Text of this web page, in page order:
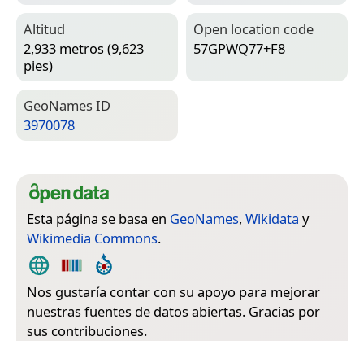
Altitud
2,933 metros (9,623
pies)
Open location code
57GPWQ77+F8
Geo­Names ID
3970078
Esta página se basa en GeoNames, Wikidata y
Wikimedia Commons.
Nos gustaría contar con su apoyo para mejorar
nuestras fuentes de datos abiertas. Gracias por
sus contribuciones.